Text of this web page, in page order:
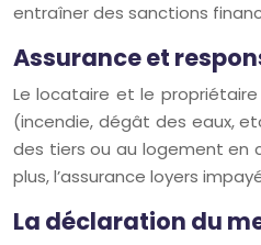
entraîner des sanctions
Assurance et
Le locataire et le
(incendie, dégât des eaux,
des tiers ou au logement en
plus, l’assurance loyers
La déclaration du